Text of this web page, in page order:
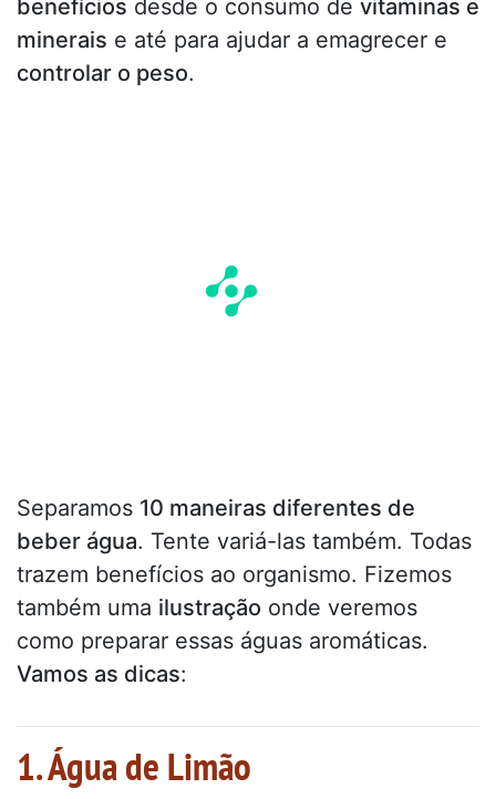
benefícios desde o consumo de vitaminas e
minerais e até para ajudar a emagrecer e
controlar o peso.
Separamos 10 maneiras diferentes de
beber água. Tente variá-las também. Todas
trazem benefícios ao organismo. Fizemos
também uma ilustração onde veremos
como preparar essas águas aromáticas.
Vamos as dicas:
1. Água de Limão